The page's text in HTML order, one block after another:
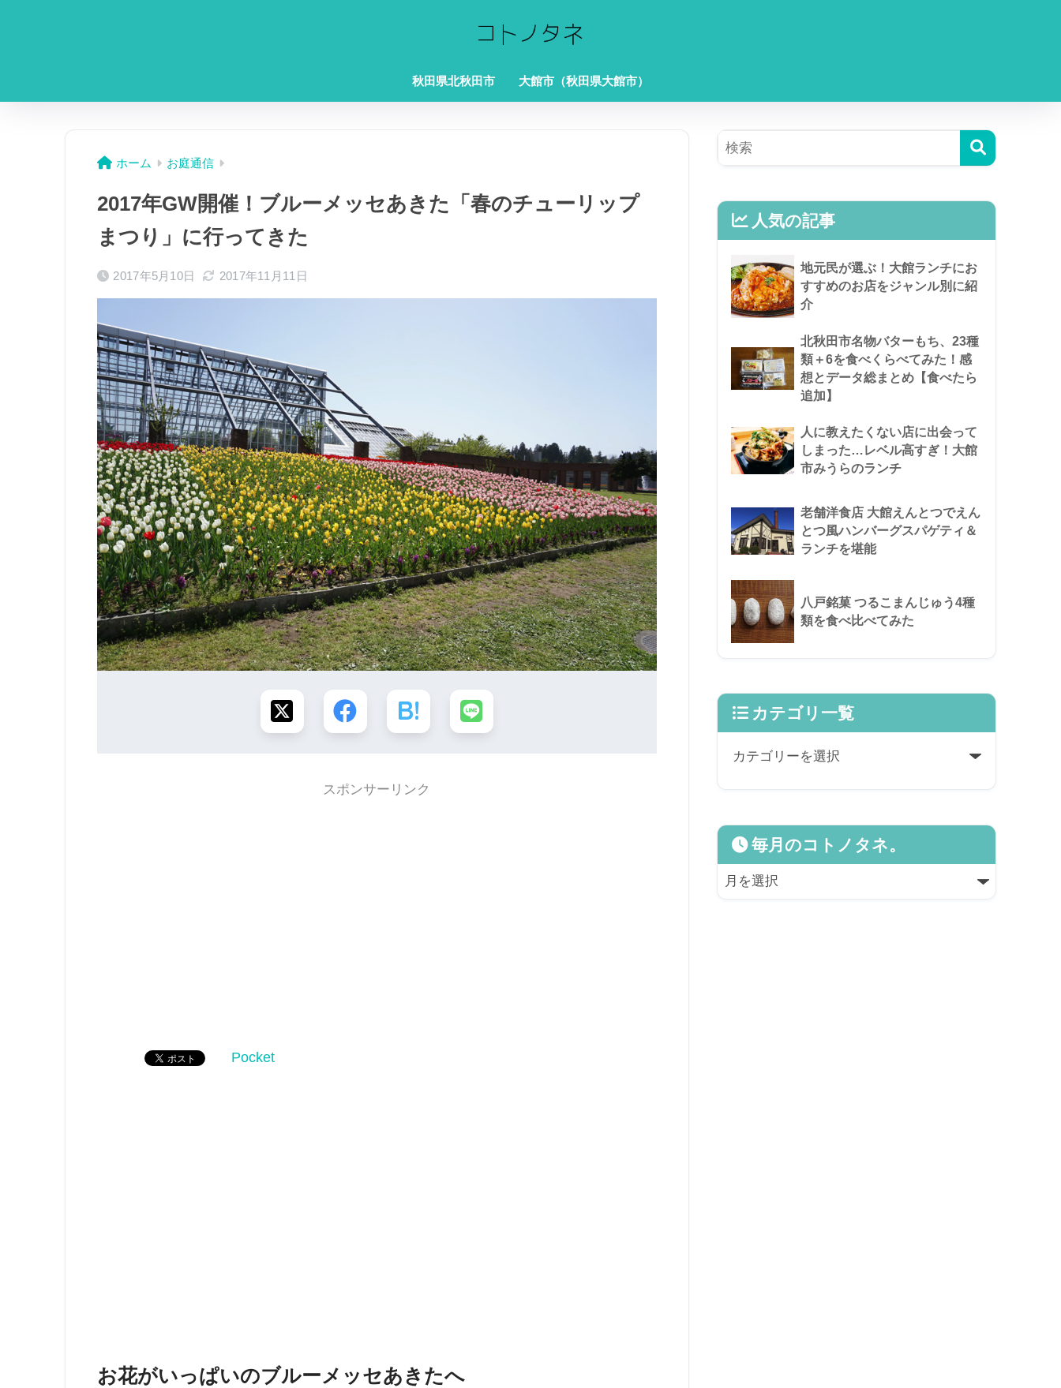
秋田県北秋田市 大館市（秋田県大館市）
ホーム お庭通信
2017年GW開催！ブルーメッセあきた「春のチューリップ
まつり」に行ってきた
2017年5月10日 2017年11月11日
スポンサーリンク
Pocket
お花がいっぱいのブルーメッセあきたへ
人気の記事
地元民が選ぶ！大館ランチにお
すすめのお店をジャンル別に紹
介
北秋田市名物バターもち、23種
類＋6を食べくらべてみた！感
想とデータ総まとめ【食べたら
追加】
人に教えたくない店に出会って
しまった…レベル高すぎ！大館
市みうらのランチ
老舗洋食店 大館えんとつでえん
とつ風ハンバーグスパゲティ＆
ランチを堪能
八戸銘菓 つるこまんじゅう4種
類を食べ比べてみた
カテゴリ一覧
毎月のコトノタネ。